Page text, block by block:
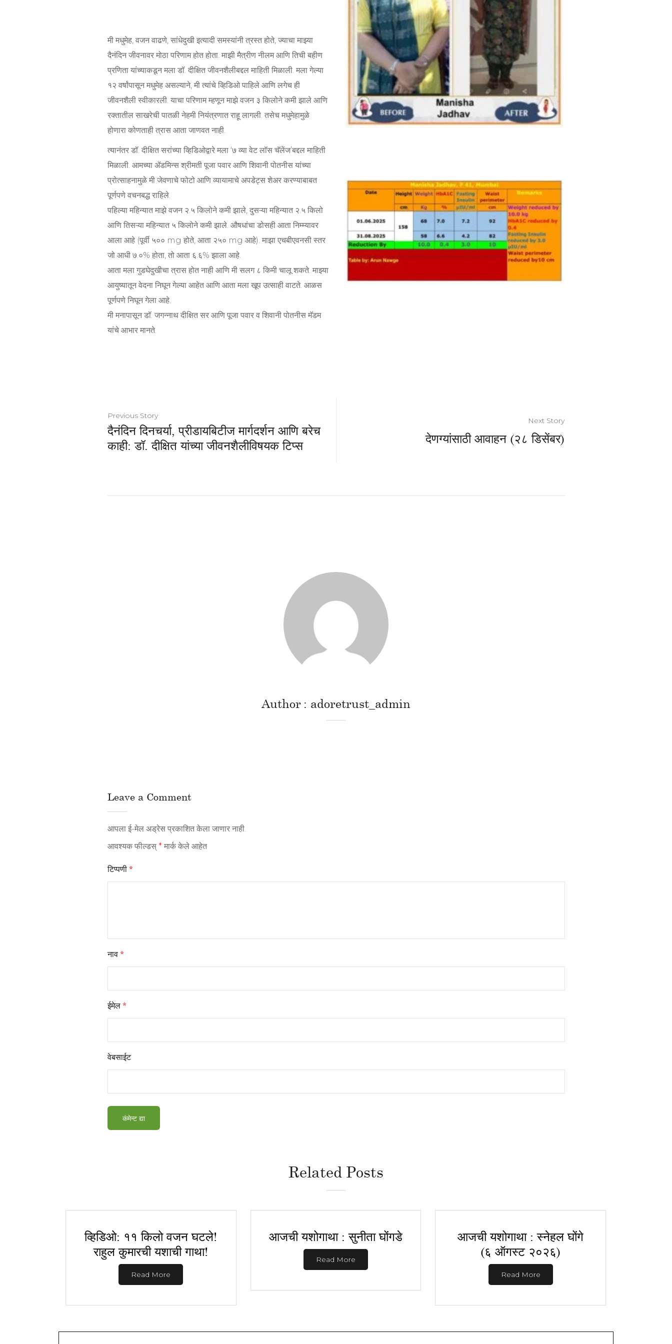
मी मधुमेह, वजन वाढणे, सांधेदुखी इत्यादी समस्यांनी त्रस्त होते, ज्याचा माझ्या
दैनंदिन जीवनावर मोठा परिणाम होत होता. माझी मैत्रीण नीलम आणि तिची बहीण
प्रणिता यांच्याकडून मला डॉ. दीक्षित जीवनशैलीबद्दल माहिती मिळाली. मला गेल्या
१२ वर्षांपासून मधुमेह असल्याने, मी त्यांचे व्हिडिओ पाहिले आणि लगेच ही
जीवनशैली स्वीकारली. याचा परिणाम म्हणून माझे वजन ३ किलोने कमी झाले आणि
रक्तातील साखरेची पातळी नेहमी नियंत्रणात राहू लागली. तसेच मधुमेहामुळे
होणारा कोणताही त्रास आता जाणवत नाही.
त्यानंतर डॉ. दीक्षित सरांच्या व्हिडिओद्वारे मला ‘७ व्या वेट लॉस चॅलेंज’बद्दल माहिती
मिळाली. आमच्या ॲडमिन्स श्रीमती पूजा पवार आणि शिवानी पोतनीस यांच्या
प्रोत्साहनामुळे मी जेवणाचे फोटो आणि व्यायामाचे अपडेट्स शेअर करण्याबाबत
पूर्णपणे वचनबद्ध राहिले.
पहिल्या महिन्यात माझे वजन २.५ किलोने कमी झाले, दुसऱ्या महिन्यात २.५ किलो
आणि तिसऱ्या महिन्यात ५ किलोने कमी झाले. औषधांचा डोसही आता निम्म्यावर
आला आहे (पूर्वी ५०० mg होते, आता २५० mg आहे). माझा एचबीएवनसी स्तर
जो आधी ७.०% होता, तो आता ६.६% झाला आहे.
आता मला गुडघेदुखीचा त्रास होत नाही आणि मी सलग ८ किमी चालू शकते. माझ्या
आयुष्यातून वेदना निघून गेल्या आहेत आणि आता मला खूप उत्साही वाटते. आळस
पूर्णपणे निघून गेला आहे.
मी मनापासून डॉ. जगन्नाथ दीक्षित सर आणि पूजा पवार व शिवानी पोतनीस मॅडम
यांचे आभार मानते.
Previous Story
दैनंदिन दिनचर्या, प्रीडायबिटीज मार्गदर्शन आणि बरेच
काही: डॉ. दीक्षित यांच्या जीवनशैलीविषयक टिप्स
Next Story
देणग्यांसाठी आवाहन (२८ डिसेंबर)
Author adoretrust_admin
Leave a Comment
आपला ई-मेल अड्रेस प्रकाशित केला जाणार नाही.
आवश्यक फील्डस् * मार्क केले आहेत
टिप्पणी *
नाव *
ईमेल *
वेबसाईट
Related Posts
व्हिडिओ: ११ किलो वजन घटले!
राहुल कुमारची यशाची गाथा!
Read More
आजची यशोगाथा : सुनीता घोंगडे
Read More
आजची यशोगाथा : स्नेहल घोंगे
(६ ऑगस्ट २०२६)
Read More